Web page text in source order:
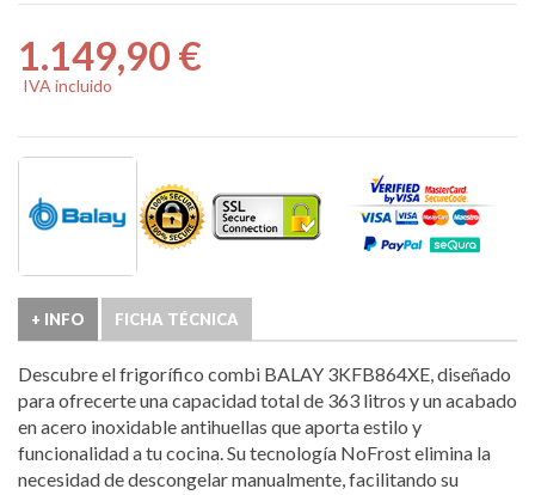
1.149,90 €
IVA incluido
+ INFO FICHA TÉCNICA
Descubre el frigorífico combi BALAY 3KFB864XE, diseñado
para ofrecerte una capacidad total de 363 litros y un acabado
en acero inoxidable antihuellas que aporta estilo y
funcionalidad a tu cocina. Su tecnología NoFrost elimina la
necesidad de descongelar manualmente, facilitando su